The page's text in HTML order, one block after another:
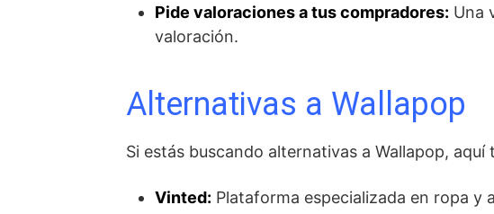
Pide valoraciones a tus compradores: Una
valoración.
Alternativas a Wallapop
Si estás buscando alternativas a Wallapop, aquí
Vinted: Plataforma especializada en ropa y